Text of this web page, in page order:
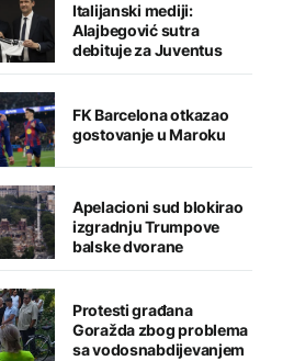
Italijanski mediji:
Alajbegović sutra
debituje za Juventus
FK Barcelona otkazao
gostovanje u Maroku
Apelacioni sud blokirao
izgradnju Trumpove
balske dvorane
Protesti građana
Goražda zbog problema
sa vodosnabdijevanjem